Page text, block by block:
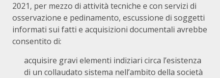
2021, per mezzo di attività tecniche e con servizi di
osservazione e pedinamento, escussione di soggetti
informati sui fatti e acquisizioni documentali avrebbe
consentito di:
acquisire gravi elementi indiziari circa l’esistenza
di un collaudato sistema nell’ambito della società